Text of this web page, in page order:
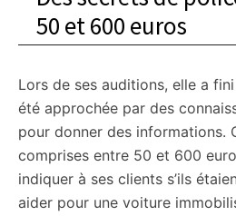
50 et 600 euros
Lors de ses auditions, elle a
été approchée par des
pour donner des informations.
comprises entre 50 et 600
indiquer à ses clients s’ils
aider pour une voiture